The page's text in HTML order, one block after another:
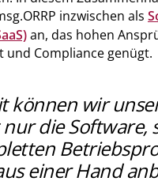
inzwischen als
an, das hohen
und Compliance genügt.
können wir
die Software,
einer Hand